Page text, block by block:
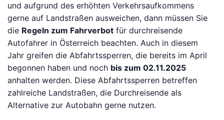
und aufgrund des erhöhten Verkehrsaufkommens
gerne auf Landstraßen ausweichen, dann müssen Sie
die Regeln zum Fahrverbot für durchreisende
Autofahrer in Österreich beachten. Auch in diesem
Jahr greifen die Abfahrtssperren, die bereits im April
begonnen haben und noch bis zum 02.11.2025
anhalten werden. Diese Abfahrtssperren betreffen
zahlreiche Landstraßen, die Durchreisende als
Alternative zur Autobahn gerne nutzen.